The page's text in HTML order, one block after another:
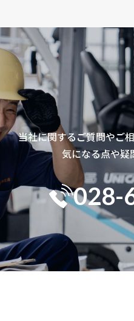
当社に関するご質問やご
気になる点や疑
028-